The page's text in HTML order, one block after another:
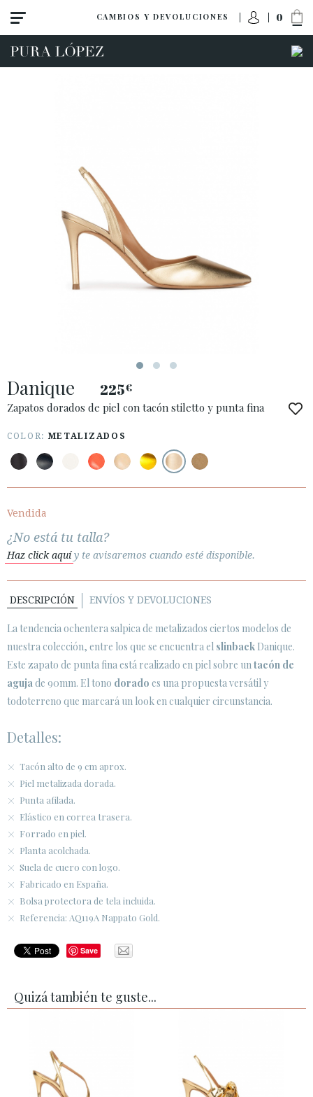
CAMBIOS Y DEVOLUCIONES 0
Cuñas-plataformas
Tacon alto
Tacon medio
ACCESO A MI PEDIDO
· ATENCIÓN AL CLIENTE
· ENVÍOS
· CAMBIOS Y DEVOLUCIONES
· POLÍTICA DE PRIVACIDAD
· AVISO LEGAL
     
SECURE WEB SSL CERTIFICATE
Danique 225€
Zapatos dorados de piel con tacón stiletto y punta fina
COLOR: METALIZADOS
Vendida
¿No está tu talla?
Haz click aquíy te avisaremos cuando esté disponible.
DESCRIPCIÓN ENVÍOS Y DEVOLUCIONES
La tendencia ochentera salpica de metalizados ciertos modelos de
nuestra colección, entre los que se encuentra el slinback Danique.
Este zapato de punta fina está realizado en piel sobre untacón de
agujade 90mm. El tono dorado es una propuesta versátil y
todoterreno que marcará un look en cualquier circunstancia.
Detalles:
Tacón alto de 9 cm aprox.
Piel metalizada dorada.
Punta afilada.
Elástico en correa trasera.
Forrado en piel.
Planta acolchada.
Suela de cuero con logo.
Fabricado en España.
Bolsa protectora de tela incluida.
Referencia: AQ119A Nappato Gold.
Save
Quizá también te guste...